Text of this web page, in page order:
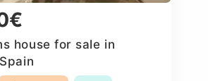
house for sale in